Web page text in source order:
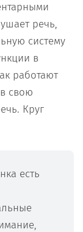
речь,
систему
в
работают
свою
Круг
есть